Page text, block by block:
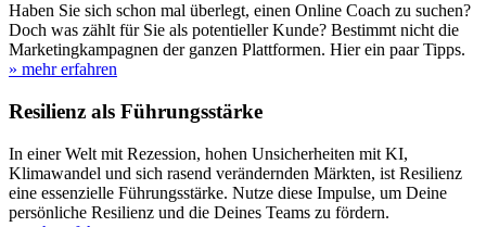
Haben Sie sich schon mal überlegt, einen Online Coach zu suchen?
Doch was zählt für Sie als potentieller Kunde? Bestimmt nicht die
Marketingkampagnen der ganzen Plattformen. Hier ein paar Tipps.
» mehr erfahren
Resilienz als Führungsstärke
In einer Welt mit Rezession, hohen Unsicherheiten mit KI,
Klimawandel und sich rasend verändernden Märkten, ist Resilienz
eine essenzielle Führungsstärke. Nutze diese Impulse, um Deine
persönliche Resilienz und die Deines Teams zu fördern.